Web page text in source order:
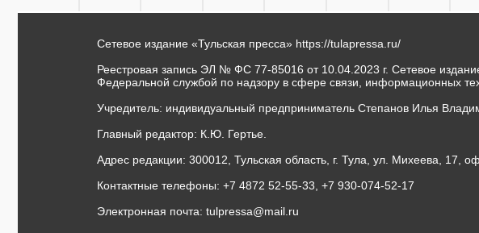
Сетевое издание «Тульская пресса» https://tulapressa.ru/
Реестровая запись ЭЛ № ФС 77-85016 от 10.04.2023 г. Сетевое
Федеральной службой по надзору в сфере связи, информационных
Учредитель: индивидуальный предприниматель Степанов Илья
Главный редактор: К.Ю. Гертье.
Адрес редакции: 300012, Тульская область, г. Тула, ул. Михеева, 17,
Контактные телефоны: +7 4872 52-55-33, +7 930-074-52-17
Электронная почта: tulpressa@mail.ru